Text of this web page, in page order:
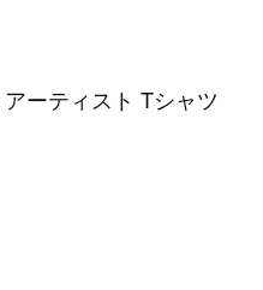
ーティスト Tシャツ